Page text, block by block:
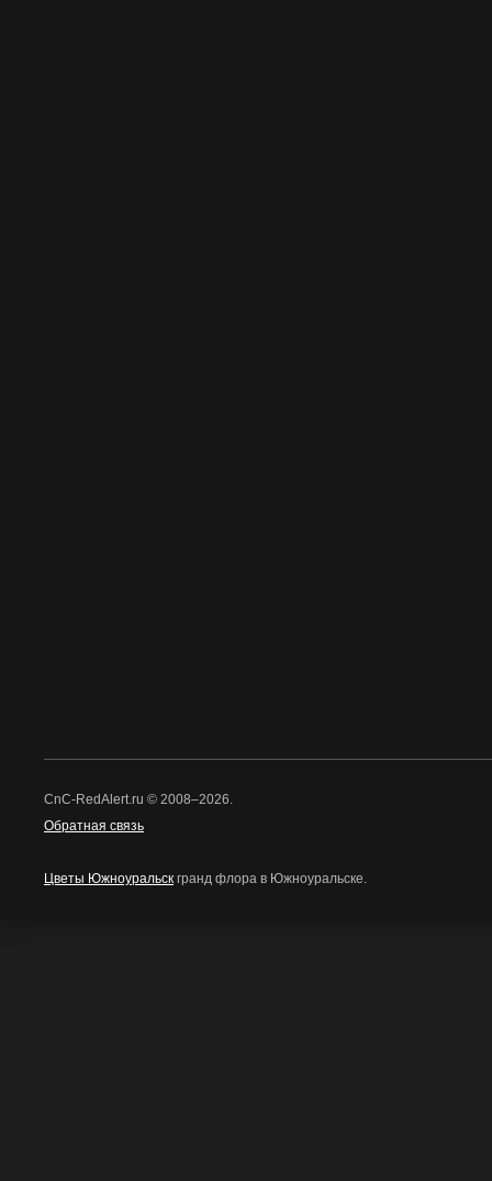
CnC-RedAlert.ru © 2008–2026.
Обратная связь
Цветы Южноуральск гранд флора в Южноуральске.